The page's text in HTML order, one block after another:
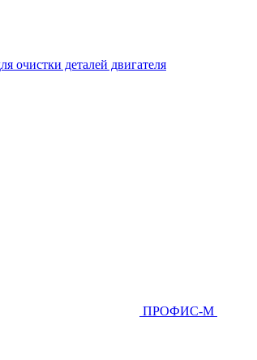
очистки деталей двигателя
ПРОФИС-М